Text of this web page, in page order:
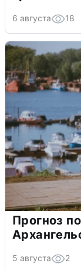
6 августа 18
Прогноз
5 августа 2